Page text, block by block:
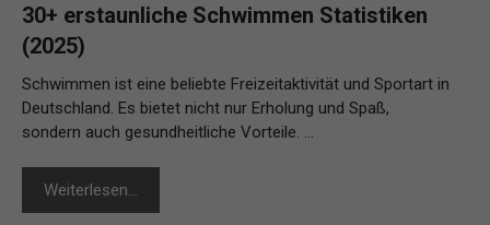
30+ erstaunliche Schwimmen Statistiken
(2025)
Schwimmen ist eine beliebte Freizeitaktivität und Sportart in
Deutschland. Es bietet nicht nur Erholung und Spaß,
sondern auch gesundheitliche Vorteile. …
Weiterlesen…